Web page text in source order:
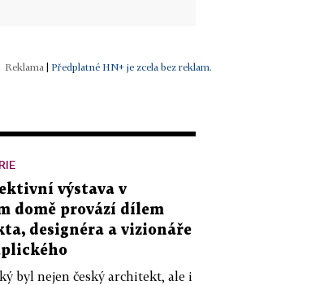
| Předplatné HN+ je zcela bez reklam.
výstava v
domě provází dílem
designéra a vizionáře
byl nejen český architekt, ale i